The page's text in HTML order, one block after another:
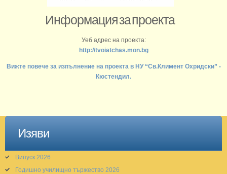
Информация за проекта
Уеб адрес на проекта:
http://tvoiatchas.mon.bg
Вижте повече за изпълнение на проекта в НУ “Св.Климент Охридски” -
Кюстендил.
Изяви
Випуск 2026
Годишно училищно тържество 2026